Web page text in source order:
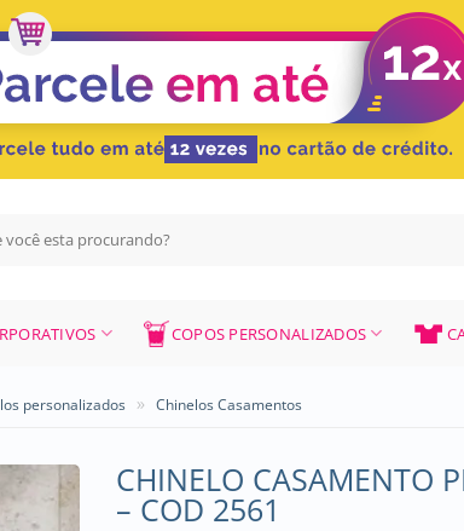
COPOS PERSONALIZADOS
personalizados » Chinelos Casamentos
CHINELO CASAMENTO
– COD 2561